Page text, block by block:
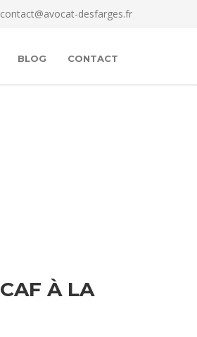
contact@avocat-desfarges.fr
BLOG CONTACT
À LA